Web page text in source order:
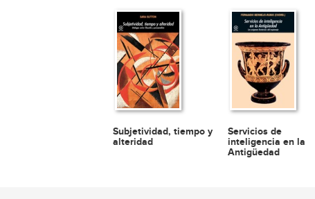
Subjetividad, tiempo y
alteridad
Servicios de
inteligencia en la
Antigüedad